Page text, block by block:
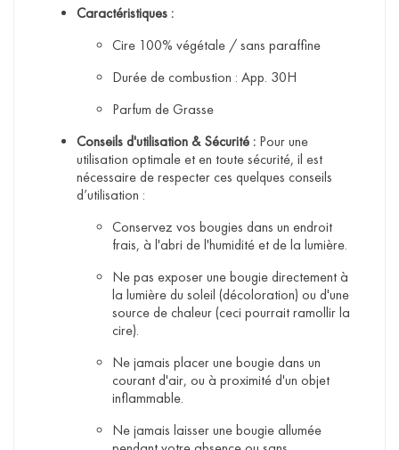
Caractéristiques :
Cire 100% végétale / sans paraffine
Durée de combustion : App. 30H
Parfum de Grasse
Conseils d'utilisation & Sécurité : Pour une
utilisation optimale et en toute sécurité, il est
nécessaire de respecter ces quelques conseils
d’utilisation :
Conservez vos bougies dans un endroit
frais, à l'abri de l'humidité et de la lumière.
Ne pas exposer une bougie directement à
la lumière du soleil (décoloration) ou d'une
source de chaleur (ceci pourrait ramollir la
cire).
Ne jamais placer une bougie dans un
courant d'air, ou à proximité d'un objet
inflammable.
Ne jamais laisser une bougie allumée